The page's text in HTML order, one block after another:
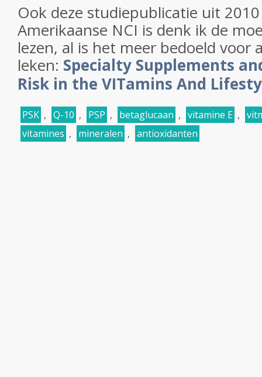
Ook deze studiepublicatie uit
Amerikaanse NCI is denk ik de
lezen, al is het meer bedoeld voor
leken: Specialty Supplements
Risk in the VITamins And
PSK , Q-10 , PSP , betaglucaan , vitamine E ,
vitamines , mineralen , antioxidanten